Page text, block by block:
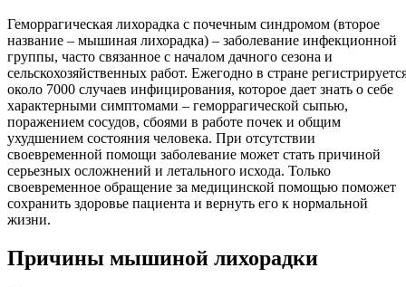
Геморрагическая лихорадка с почечным синдромом (второе
название – мышиная лихорадка) – заболевание инфекционной
группы, часто связанное с началом дачного сезона и
сельскохозяйственных работ. Ежегодно в стране
около 7000 случаев инфицирования, которое дает знать о себе
характерными симптомами – геморрагической сыпью,
поражением сосудов, сбоями в работе почек и общим
ухудшением состояния человека. При отсутствии
своевременной помощи заболевание может стать причиной
серьезных осложнений и летального исхода. Только
своевременное обращение за медицинской помощью поможет
сохранить здоровье пациента и вернуть его к нормальной
жизни.
Причины мышиной лихорадки